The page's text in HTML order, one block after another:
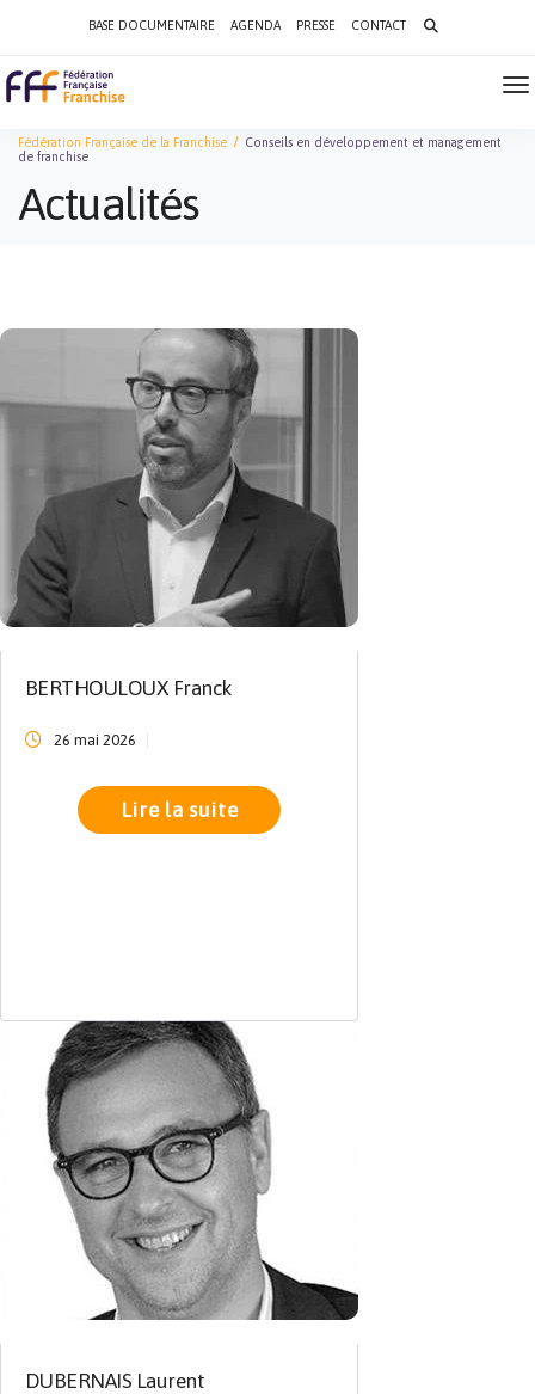
BASE DOCUMENTAIRE AGENDA PRESSE CONTACT
Search
for:
Fédération Française de la Franchise
Conseils en développement et management
de franchise
Actualités
BERTHOULOUX Franck
26 mai 2026
Lire la suite
DUBERNAIS Laurent